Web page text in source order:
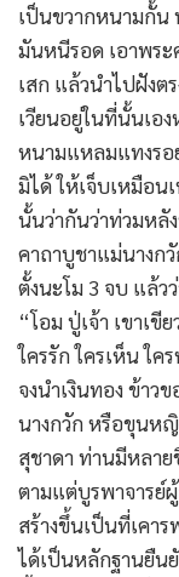
เป็นขวากหนามกั้น
มันหนีรอด เอาพระ
เสก แล้วนำไปฝังต
เวียนอยู่ในที่นั้นเอ
หนามแหลมแทงร
มิได้ ให้เจ็บเหมือ
นั้นว่ากันว่าท่วมหลั
คาถาบูชาแม่นางก
ตั้งนะโม 3 จบ แล้ว
“โอม ปู่เจ้า เขาเขี
ใครรัก ใครเห็น ใค
จงนำเงินทอง ข้าว
นางกวัก หรือขุนห
สุชาดา ท่านมีหลา
ตามแต่บูรพาจารย์
สร้างขึ้นเป็นที่เคา
ได้เป็นหลักฐานยืน